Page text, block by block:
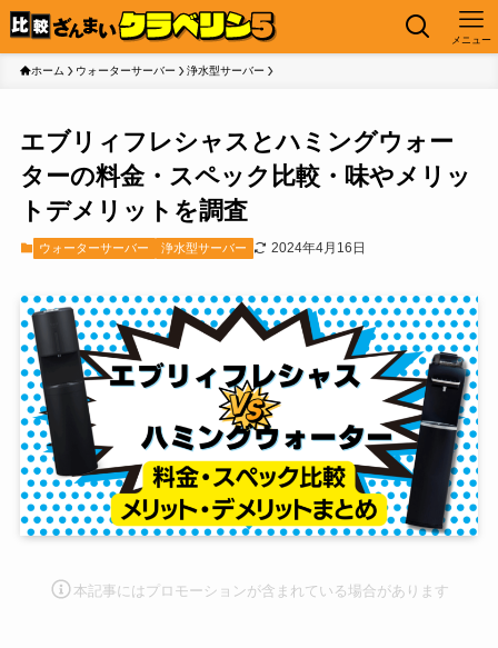
メニュー
ホーム ウォーターサーバー 浄水型サーバー
エブリィフレシャスとハミングウォー
ターの料金・スペック比較・味やメリッ
トデメリットを調査
ウォーターサーバー 浄水型サーバー 2024年4月16日
本記事にはプロモーションが含まれている場合があります